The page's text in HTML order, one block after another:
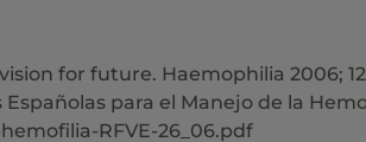
for future. Haemophilia 2006;
Españolas para el Manejo de la
RFVE-26_06.pdf